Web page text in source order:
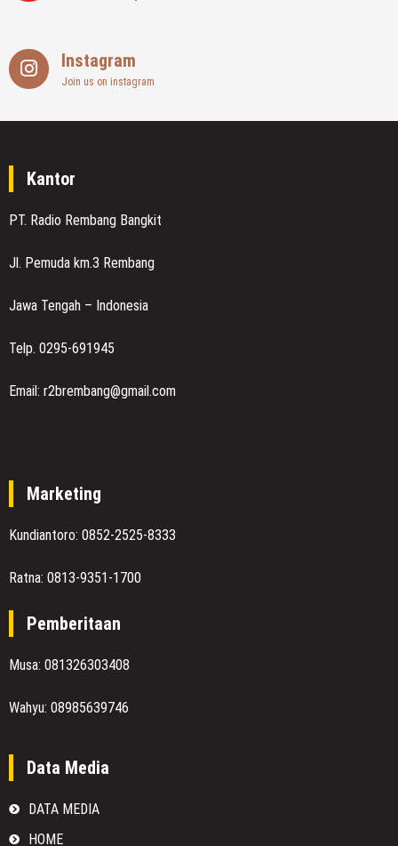
Instagram
Join us on instagram
Kantor
PT. Radio Rembang Bangkit
Jl. Pemuda km.3 Rembang
Jawa Tengah – Indonesia
Telp. 0295-691945
Email: r2brembang@gmail.com
Marketing
Kundiantoro: 0852-2525-8333
Ratna: 0813-9351-1700
Pemberitaan
Musa: 081326303408
Wahyu: 08985639746
Data Media
DATA MEDIA
HOME